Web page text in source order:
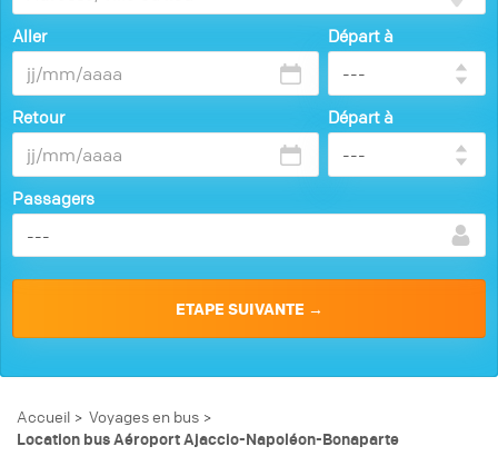
Aller Départ à
Retour Départ à
Passagers
Accueil > Voyages en bus >
Location bus Aéroport Ajaccio-Napoléon-Bonaparte